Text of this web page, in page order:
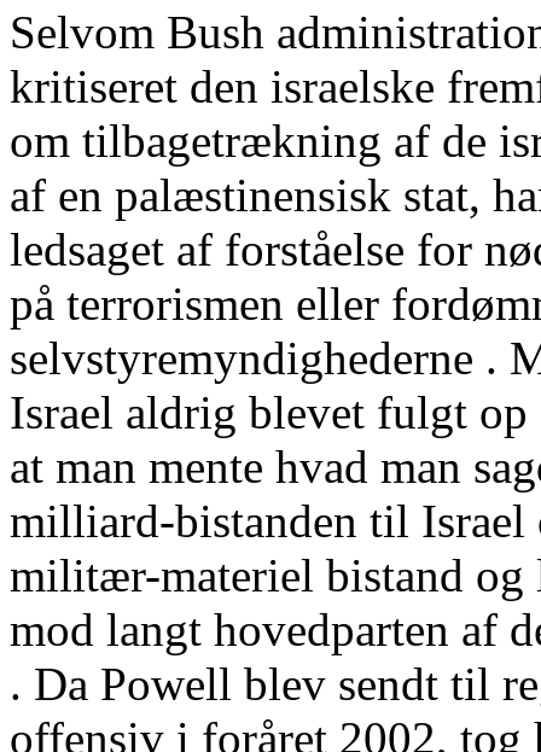
Selvom Bush
kritiseret den israelske
om tilbagetrækning af de
af en palæstinensisk stat,
ledsaget af forståelse for
på terrorismen eller
selvstyremyndighederne .
Israel aldrig blevet fulgt op
at man mente hvad man
milliard-bistanden til Israel
militær-materiel bistand og
mod langt hovedparten af
. Da Powell blev sendt til
offensiv i foråret 2002,